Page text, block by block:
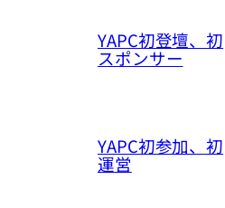
YAPC初登壇、初
スポンサー
YAPC初参加、初
運営